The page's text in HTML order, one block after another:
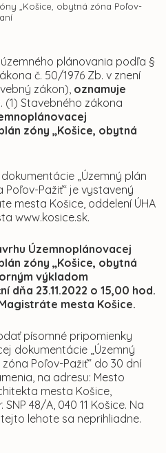
„Košice, obytná zóna Poľov-
územného plánovania podľa §
č. 50/1976 Zb. v znení
zákon), oznamuje
(1) Stavebného zákona
zóny „Košice, obytná
„Územný plán
Poľov-Pažiť“ je vystavený
mesta Košice, oddelení ÚHA
www.kosice.sk.
Územnoplánovacej
zóny „Košice, obytná
výkladom
dňa 23.11.2022 o 15,00 hod.
mesta Košice.
písomné pripomienky
dokumentácie „Územný
Poľov-Pažiť“ do 30 dní
na adresu: Mesto
mesta Košice,
48/A, 040 11 Košice. Na
lehote sa neprihliadne.